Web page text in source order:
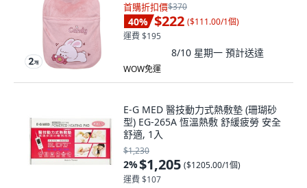
首購折扣價$370
40% $222 ($111.00/1個)
運費 $195
8/10 星期一 預計送達
WOW免運
E-G MED 醫技動力式熱敷墊 (珊瑚砂
型) EG-265A 恆溫熱敷 舒緩疲勞 安全
舒適, 1入
$1,230
2%$1,205 ($1205.00/1個)
運費 $107